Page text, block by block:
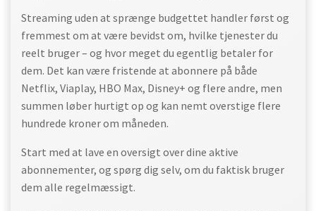
Streaming uden at sprænge budgettet handler først og
fremmest om at være bevidst om, hvilke tjenester du
reelt bruger – og hvor meget du egentlig betaler for
dem. Det kan være fristende at abonnere på både
Netflix, Viaplay, HBO Max, Disney+ og flere andre, men
summen løber hurtigt op og kan nemt overstige flere
hundrede kroner om måneden.
Start med at lave en oversigt over dine aktive
abonnementer, og spørg dig selv, om du faktisk bruger
dem alle regelmæssigt.